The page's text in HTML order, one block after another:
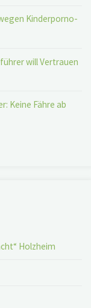
Kinderporno-
will Vertrauen
Keine Fähre ab
Holzheim